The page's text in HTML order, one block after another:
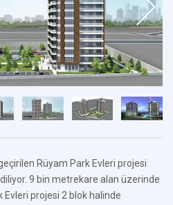
Rüyam Park Evleri projesi
9 bin metrekare alan üzerinde
projesi 2 blok halinde